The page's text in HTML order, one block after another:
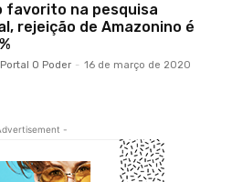
favorito na pesquisa
rejeição de Amazonino é
O Poder - 16 de março de 2020
-